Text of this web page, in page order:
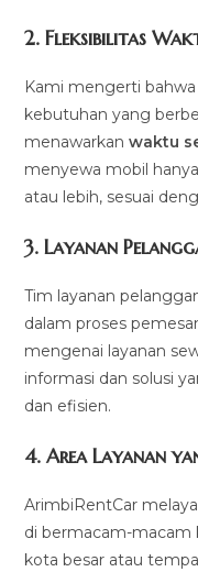
2.Fleksibilitas
Kami mengerti
kebutuhan yang
menawarkanwaktu
menyewa mobil
atau lebih, sesuai
3.Layanan
Tim layanan
dalam proses
mengenai layanan
informasi dan solusi
dan efisien.
4.Area Layanan
ArimbiRentCar
di bermacam-macam
kota besar atau